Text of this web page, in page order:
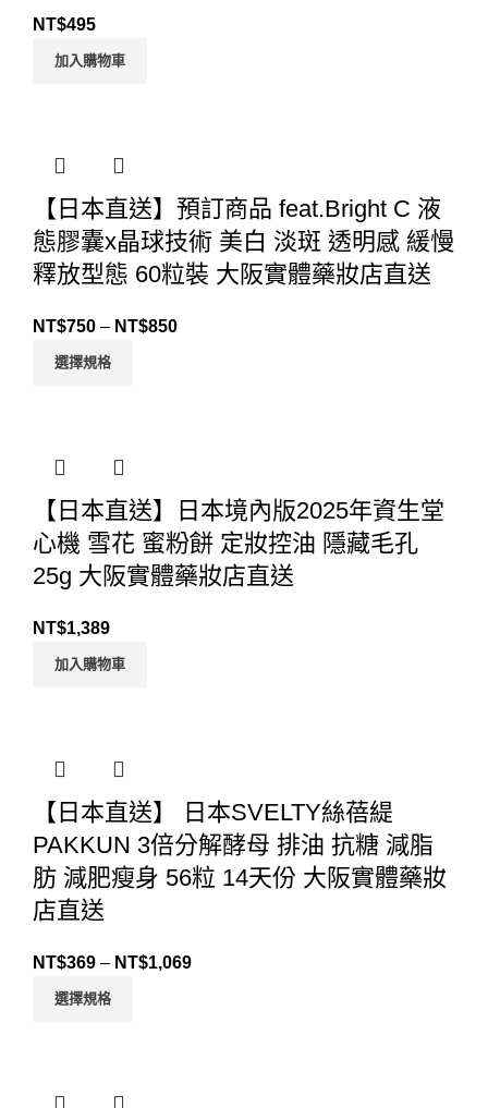
NT$495
加入購物車
【日本直送】預訂商品 feat.Bright C 液
態膠囊x晶球技術 美白 淡斑 透明感 緩慢
釋放型態 60粒裝 大阪實體藥妝店直送
NT$750 – NT$850
選擇規格
【日本直送】日本境內版2025年資生堂
心機 雪花 蜜粉餅 定妝控油 隱藏毛孔
25g 大阪實體藥妝店直送
NT$1,389
加入購物車
【日本直送】 日本SVELTY絲蓓緹
PAKKUN 3倍分解酵母 排油 抗糖 減脂
肪 減肥瘦身 56粒 14天份 大阪實體藥妝
店直送
NT$369 – NT$1,069
選擇規格